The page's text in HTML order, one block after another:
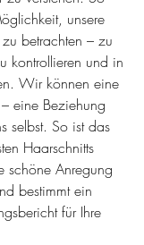
unsere
betrachten – zu
kontrollieren und in
Wir können eine
eine Beziehung
selbst. So ist das
Haarschnitts
schöne Anregung
bestimmt ein
für Ihre